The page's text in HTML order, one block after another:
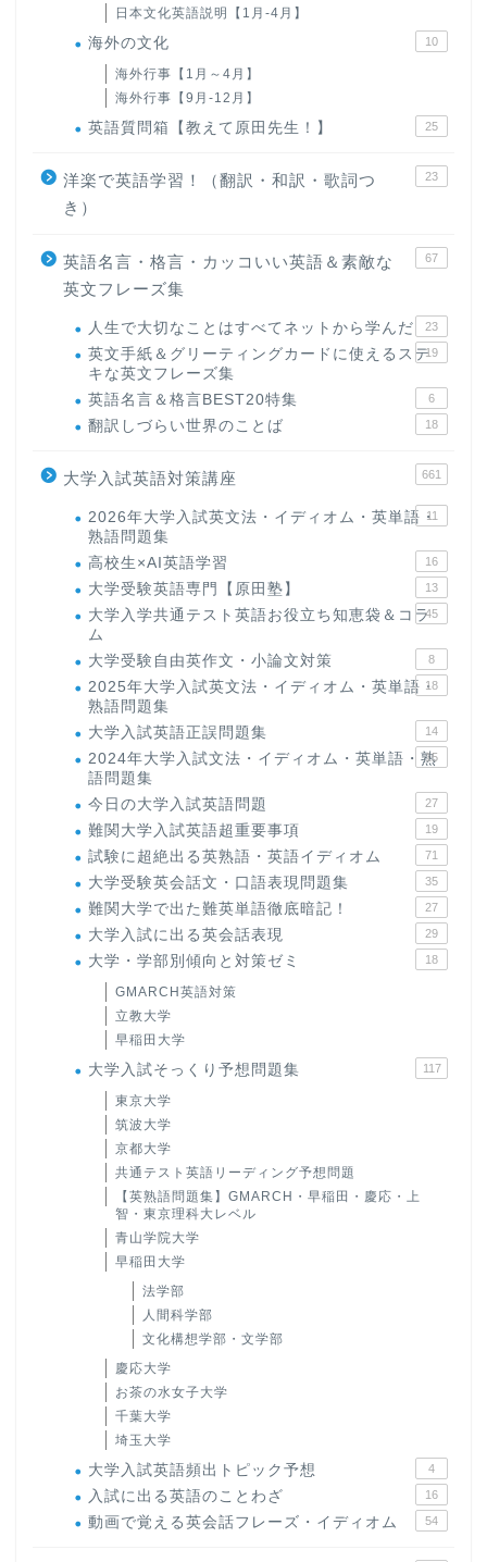
日本文化英語説明【1月-4月】
海外の文化 10
海外行事【1月～4月】
海外行事【9月-12月】
英語質問箱【教えて原田先生！】 25
洋楽で英語学習！（翻訳・和訳・歌詞つ
き）
23
英語名言・格言・カッコいい英語＆素敵な
英文フレーズ集
67
人生で大切なことはすべてネットから学んだ 23
英文手紙＆グリーティングカードに使えるステ
キな英文フレーズ集
19
英語名言＆格言BEST20特集 6
翻訳しづらい世界のことば 18
大学入試英語対策講座 661
2026年大学入試英文法・イディオム・英単語・
熟語問題集
11
高校生×AI英語学習 16
大学受験英語専門【原田塾】 13
大学入学共通テスト英語お役立ち知恵袋＆コラ
ム
45
大学受験自由英作文・小論文対策 8
2025年大学入試英文法・イディオム・英単語・
熟語問題集
18
大学入試英語正誤問題集 14
2024年大学入試文法・イディオム・英単語・熟
語問題集
15
今日の大学入試英語問題 27
難関大学入試英語超重要事項 19
試験に超絶出る英熟語・英語イディオム 71
大学受験英会話文・口語表現問題集 35
難関大学で出た難英単語徹底暗記！ 27
大学入試に出る英会話表現 29
大学・学部別傾向と対策ゼミ 18
GMARCH英語対策
立教大学
早稲田大学
大学入試そっくり予想問題集 117
東京大学
筑波大学
京都大学
共通テスト英語リーディング予想問題
【英熟語問題集】GMARCH・早稲田・慶応・上
智・東京理科大レベル
青山学院大学
早稲田大学
法学部
人間科学部
文化構想学部・文学部
慶応大学
お茶の水女子大学
千葉大学
埼玉大学
大学入試英語頻出トピック予想 4
入試に出る英語のことわざ 16
動画で覚える英会話フレーズ・イディオム 54